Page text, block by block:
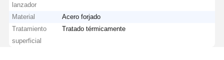
lanzador
Material
Acero forjado
Tratamiento
superficial
Tratado térmicamente